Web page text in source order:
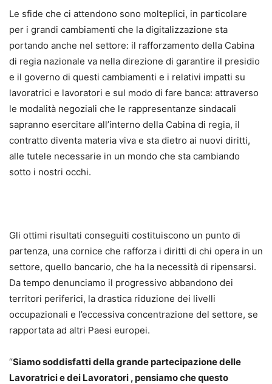
Le sfide che ci attendono sono molteplici, in particolare
per i grandi cambiamenti che la digitalizzazione sta
portando anche nel settore: il rafforzamento della Cabina
di regia nazionale va nella direzione di garantire il presidio
e il governo di questi cambiamenti e i relativi impatti su
lavoratrici e lavoratori e sul modo di fare banca: attraverso
le modalità negoziali che le rappresentanze sindacali
sapranno esercitare all’interno della Cabina di regia, il
contratto diventa materia viva e sta dietro ai nuovi diritti,
alle tutele necessarie in un mondo che sta cambiando
sotto i nostri occhi.
Gli ottimi risultati conseguiti costituiscono un punto di
partenza, una cornice che rafforza i diritti di chi opera in un
settore, quello bancario, che ha la necessità di ripensarsi.
Da tempo denunciamo il progressivo abbandono dei
territori periferici, la drastica riduzione dei livelli
occupazionali e l’eccessiva concentrazione del settore, se
rapportata ad altri Paesi europei.
“Siamo soddisfatti della grande partecipazione delle
Lavoratrici e dei Lavoratori , pensiamo che questo